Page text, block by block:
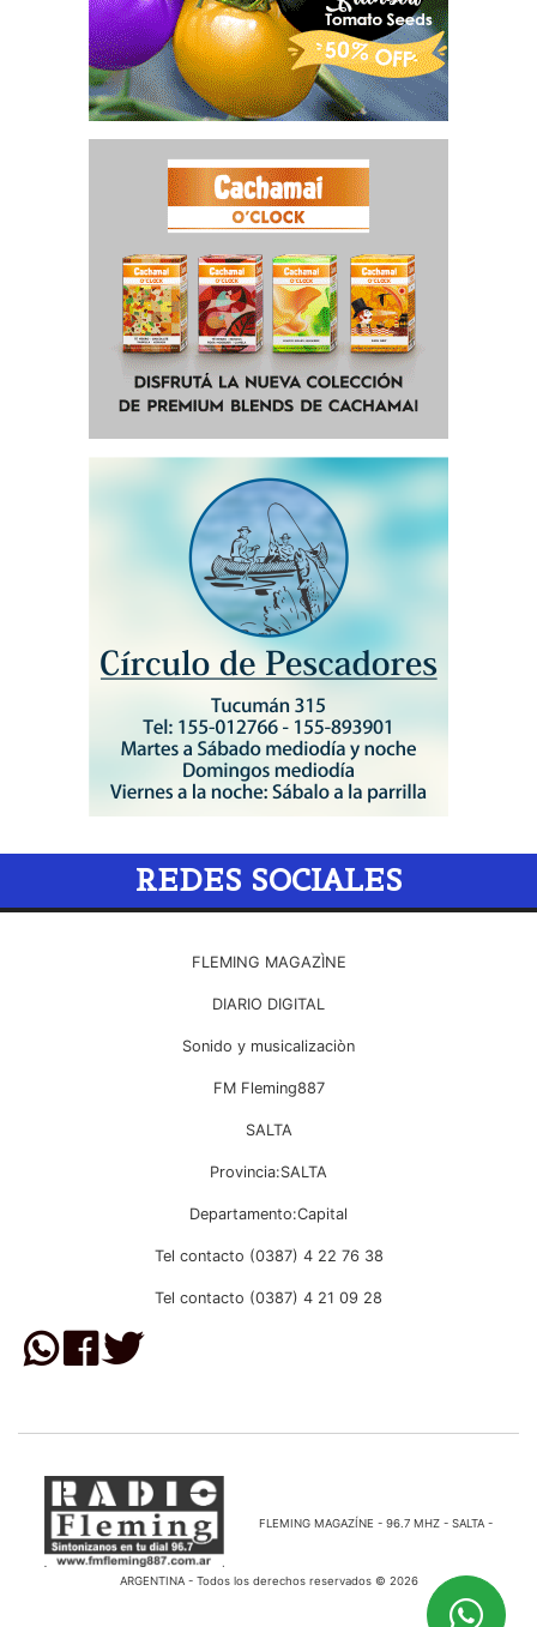
REDES SOCIALES
FLEMING MAGAZÌNE
DIARIO DIGITAL
Sonido y musicalizaciòn
FM Fleming887
SALTA
Provincia:SALTA
Departamento:Capital
Tel contacto (0387) 4 22 76 38
Tel contacto (0387) 4 21 09 28
FLEMING MAGAZÍNE - 96.7 MHZ - SALTA -
ARGENTINA - Todos los derechos reservados © 2026